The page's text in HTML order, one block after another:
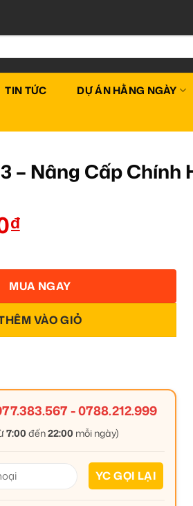
TIN TỨC DỰ ÁN HẰNG NGÀY
– Nâng Cấp Chính
₫
VÀO GIỎ
MUA NGAY
-0788.212.999
7:00 đến22:00 mỗi ngày)